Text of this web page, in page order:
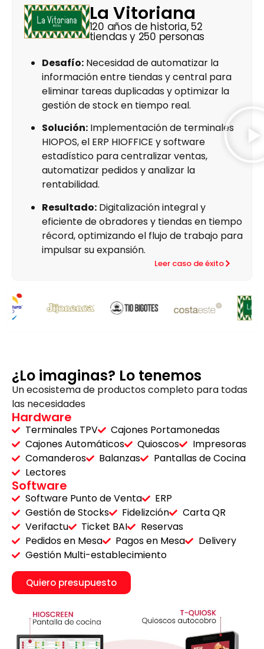
La Vitoriana
120 años de historia, 52
tiendas y 250 personas
Desafío: Necesidad de automatizar la
información entre tiendas y central para
eliminar tareas duplicadas y optimizar la
gestión de stock en tiempo real.
Solución: Implementación de terminales
HIOPOS, el ERP HIOFFICE y software
estadístico para centralizar ventas,
automatizar pedidos y analizar la
rentabilidad.
Resultado: Digitalización integral y
eficiente de obradores y tiendas en tiempo
récord, optimizando el flujo de trabajo para
impulsar su expansión.
Leer caso de éxito
¿Lo imaginas? Lo tenemos
Un ecosistema de productos completo para todas
las necesidades
Hardware
Terminales TPV
Cajones Portamonedas
Cajones Automáticos
Quioscos
Impresoras
Comanderos
Balanzas
Pantallas de Cocina
Lectores
Software
Software Punto de Venta
ERP
Gestión de Stocks
Fidelizción
Carta QR
Verifactu
Ticket BAI
Reservas
Pedidos en Mesa
Pagos en Mesa
Delivery
Gestión Multi-establecimiento
Quiero presupuesto